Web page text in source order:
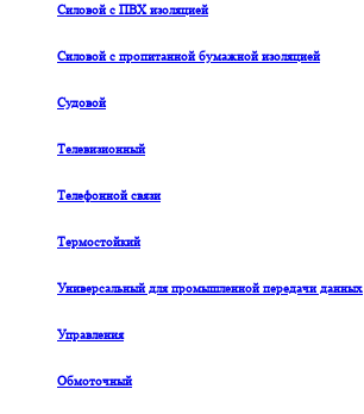
Силовой с ПВХ изоляцией
Силовой с пропитанной бумажной изоляцией
Судовой
Телевизионный
Телефонной связи
Термостойкий
Универсальный для промышленной передачи данных
Управления
Обмоточный